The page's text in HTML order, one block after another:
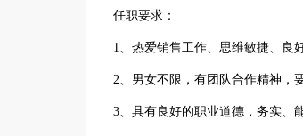
任职要求：
1、热爱销售工作、思维敏捷、良
2、男女不限，有团队合作精神，
3、具有良好的职业道德，务实、